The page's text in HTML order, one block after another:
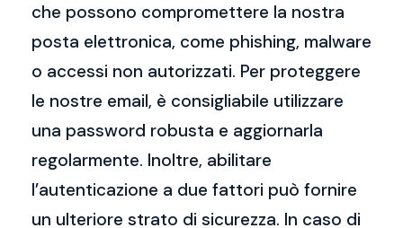
che possono compromettere la nostra
posta elettronica, come phishing, malware
o accessi non autorizzati. Per proteggere
le nostre email, è consigliabile utilizzare
una password robusta e aggiornarla
regolarmente. Inoltre, abilitare
l’autenticazione a due fattori può fornire
un ulteriore strato di sicurezza. In caso di